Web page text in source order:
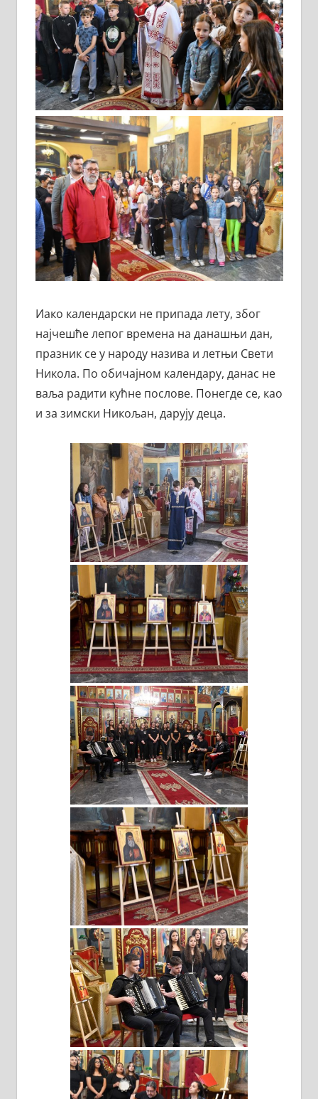
Иако календарски не припада лету, због
најчешће лепог времена на данашњи дан,
празник се у народу назива и летњи Свети
Никола. По обичајном календару, данас не
ваља радити кућне послове. Понегде се, као
и за зимски Никољан, дарују деца.